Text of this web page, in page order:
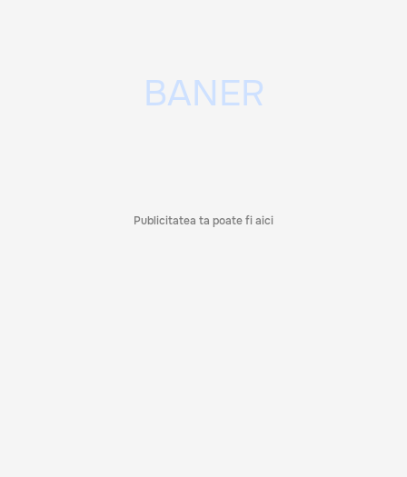
Publicitatea ta poate fi aici